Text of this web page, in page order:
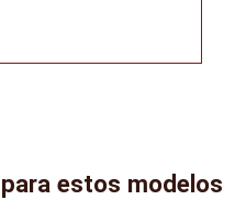
estos modelos